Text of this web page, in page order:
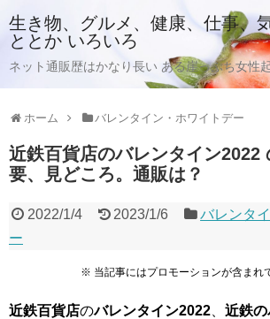
生き物、グルメ、健康、仕事、
ととか いろいろ
ネット通販歴はかなり長い ある崖っぷち女性
ホーム バレンタイン・ホワイトデー
近鉄百貨店のバレンタイン2022
要、見どころ。通販は？
2022/1/4 2023/1/6
バレンタ
ー
※ 当記事にはプロモーションが含まれ
近鉄百貨店のバレンタイン2022
近鉄